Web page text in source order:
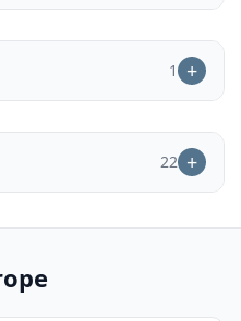
1
22